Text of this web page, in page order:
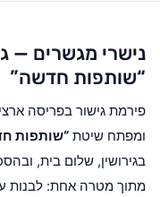
נישרי מגשרים —
“שותפות חדשה”
פירמת גישור בפריסה
ומפתח שיטת “שותפות
בגירושין, שלום בית,
מתוך מטרה אחת: לבנות